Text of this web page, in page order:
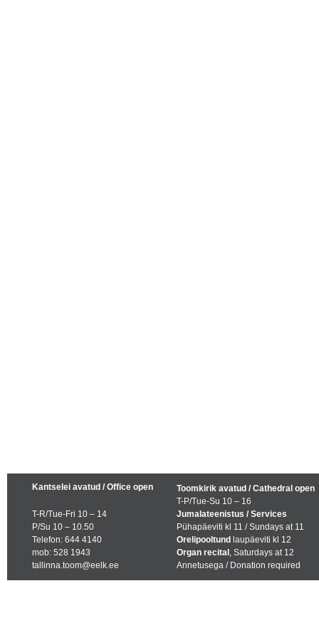
Kantselei avatud / Office open
T-R/Tue-Fri 10 – 14
P/Su 10 – 10.50
Telefon: 644 4140
mob: 528 1943
tallinna.toom@eelk.ee
Toomkirik avatud / Cathedral open
T-P/Tue-Su 10 – 16
Jumalateenistus / Services
Pühapäeviti kl 11 / Sundays at 11
Orelipooltund laupäeviti kl 12
Organ recital , Saturdays at 12
Annetusega / Donation required